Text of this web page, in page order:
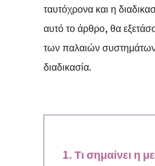
ταυτόχρονα και η
αυτό το άρθρο, θα
των παλαιών
διαδικασία.
Τι σημαίνει η